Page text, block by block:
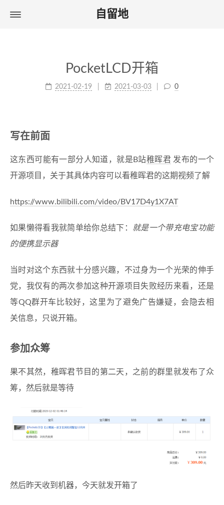
自留地
PocketLCD开箱
2021-02-19 2021-03-03 0
写在前面
这东西可能有一部分人知道，就是B站稚晖君 发布的一个
开源项目，关于其具体内容可以看稚晖君的这期视频了解
https://www.bilibili.com/video/BV17D4y1X7AT
如果懒得看我就简单给你总结下： 就是一个带充电宝功能
的便携显示器
当时对这个东西就十分感兴趣，不过身为一个光荣的伸手
党，我仅有的两次参加这种开源项目失败经历来看，还是
等QQ群开车比较好，这里为了避免广告嫌疑，会隐去相
关信息，只说开箱。
参加众筹
果不其然，稚晖君节目的第二天，之前的群里就发布了众
筹，然后就是等待
然后昨天收到机器，今天就发开箱了